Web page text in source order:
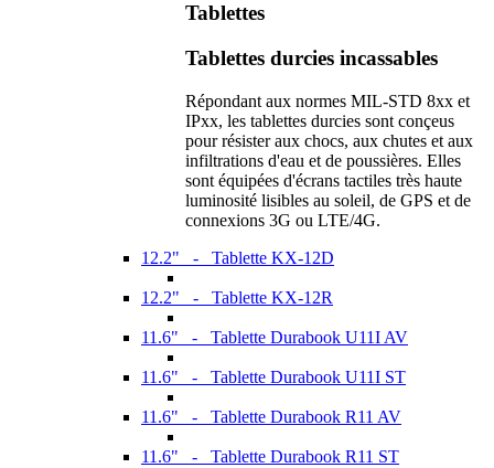
Tablettes
Tablettes durcies incassables
Répondant aux normes MIL-STD 8xx et
IPxx, les tablettes durcies sont conçeus
pour résister aux chocs, aux chutes et aux
infiltrations d'eau et de poussières. Elles
sont équipées d'écrans tactiles très haute
luminosité lisibles au soleil, de GPS et de
connexions 3G ou LTE/4G.
12.2" - Tablette KX-12D
12.2" - Tablette KX-12R
11.6" - Tablette Durabook U11I AV
11.6" - Tablette Durabook U11I ST
11.6" - Tablette Durabook R11 AV
11.6" - Tablette Durabook R11 ST